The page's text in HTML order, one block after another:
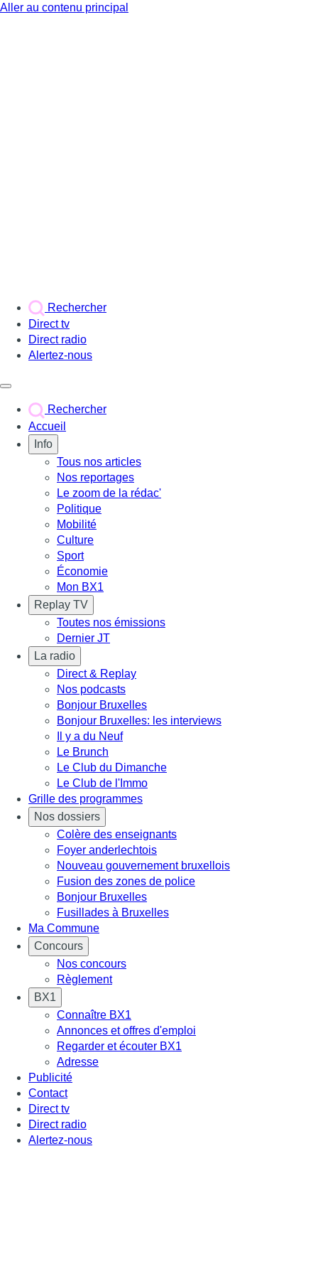
Aller au contenu principal
Rechercher
Direct tv
Direct radio
Alertez-nous
Rechercher
Accueil
Info
Tous nos articles
Nos reportages
Le zoom de la rédac'
Politique
Mobilité
Culture
Sport
Économie
Mon BX1
Replay TV
Toutes nos émissions
Dernier JT
La radio
Direct & Replay
Nos podcasts
Bonjour Bruxelles
Bonjour Bruxelles: les interviews
Il y a du Neuf
Le Brunch
Le Club du Dimanche
Le Club de l'Immo
Grille des programmes
Nos dossiers
Colère des enseignants
Foyer anderlechtois
Nouveau gouvernement bruxellois
Fusion des zones de police
Bonjour Bruxelles
Fusillades à Bruxelles
Ma Commune
Concours
Nos concours
Règlement
BX1
Connaître BX1
Annonces et offres d'emploi
Regarder et écouter BX1
Adresse
Publicité
Contact
Direct tv
Direct radio
Alertez-nous